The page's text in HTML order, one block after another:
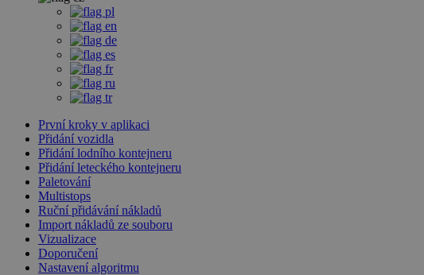
První kroky v aplikaci
Přidání vozidla
Přidání lodního kontejneru
Přidání leteckého kontejneru
Paletování
Multistops
Ruční přidávání nákladů
Import nákladů ze souboru
Vizualizace
Doporučení
Nastavení algoritmu